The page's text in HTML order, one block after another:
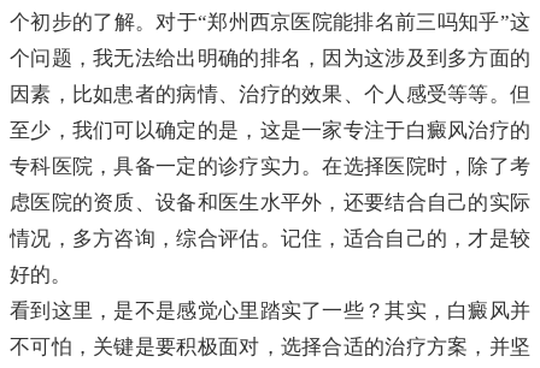
个初步的了解。对于“郑州西京医院能排名前三吗知乎”这
个问题，我无法给出明确的排名，因为这涉及到多方面的
因素，比如患者的病情、治疗的效果、个人感受等等。但
至少，我们可以确定的是，这是一家专注于白癜风治疗的
专科医院，具备一定的诊疗实力。在选择医院时，除了考
虑医院的资质、设备和医生水平外，还要结合自己的实际
情况，多方咨询，综合评估。记住，适合自己的，才是较
好的。
看到这里，是不是感觉心里踏实了一些？其实，白癜风并
不可怕，关键是要积极面对，选择合适的治疗方案，并坚